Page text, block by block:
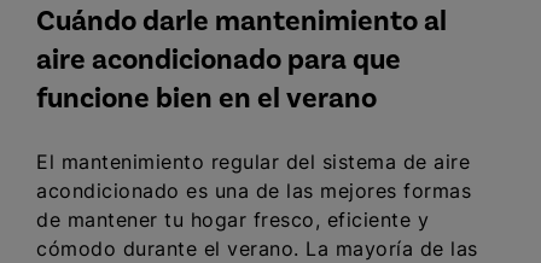
Cuándo darle mantenimiento al
aire acondicionado para que
funcione bien en el verano
El mantenimiento regular del sistema de aire
acondicionado es una de las mejores formas
de mantener tu hogar fresco, eficiente y
cómodo durante el verano. La mayoría de las